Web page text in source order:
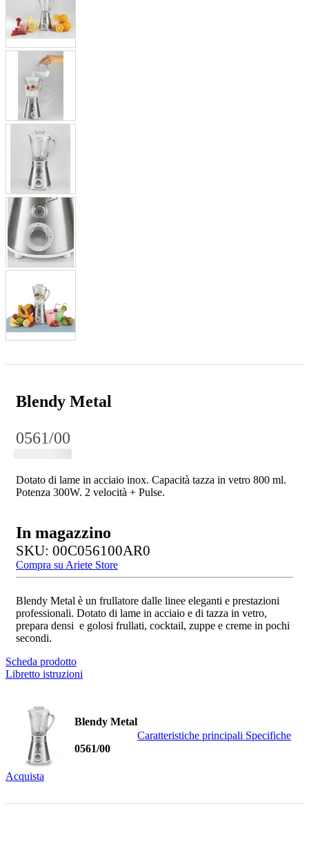
Blendy Metal
0561/00
Dotato di lame in acciaio inox. Capacità tazza in vetro 800 ml.
Potenza 300W. 2 velocità + Pulse.
In magazzino
SKU: 00C056100AR0
Compra su Ariete Store
Blendy Metal è un frullatore dalle linee eleganti e prestazioni
professionali. Dotato di lame in acciaio e di tazza in vetro,
prepara densi e golosi frullati, cocktail, zuppe e creme in pochi
secondi.
Scheda prodotto
Libretto istruzioni
Blendy Metal
0561/00
Caratteristiche principali Specifiche
Acquista